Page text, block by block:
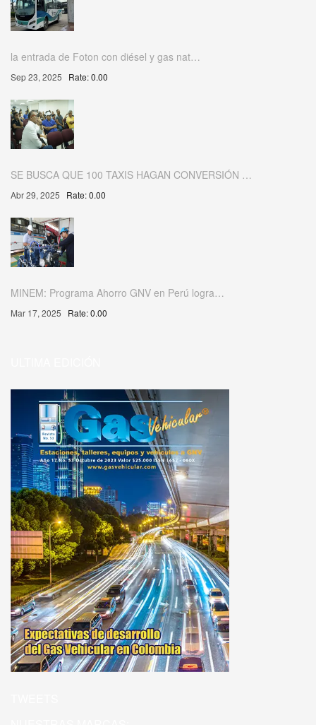
la entrada de Foton con diésel y gas nat…
Sep 23, 2025 Rate: 0.00
SE BUSCA QUE 100 TAXIS HAGAN CONVERSIÓN …
Abr 29, 2025 Rate: 0.00
MINEM: Programa Ahorro GNV en Perú logra…
Mar 17, 2025 Rate: 0.00